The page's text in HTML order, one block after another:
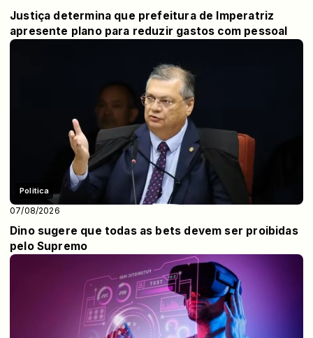
Justiça determina que prefeitura de Imperatriz
apresente plano para reduzir gastos com pessoal
Politica
07/08/2026
Dino sugere que todas as bets devem ser proibidas
pelo Supremo